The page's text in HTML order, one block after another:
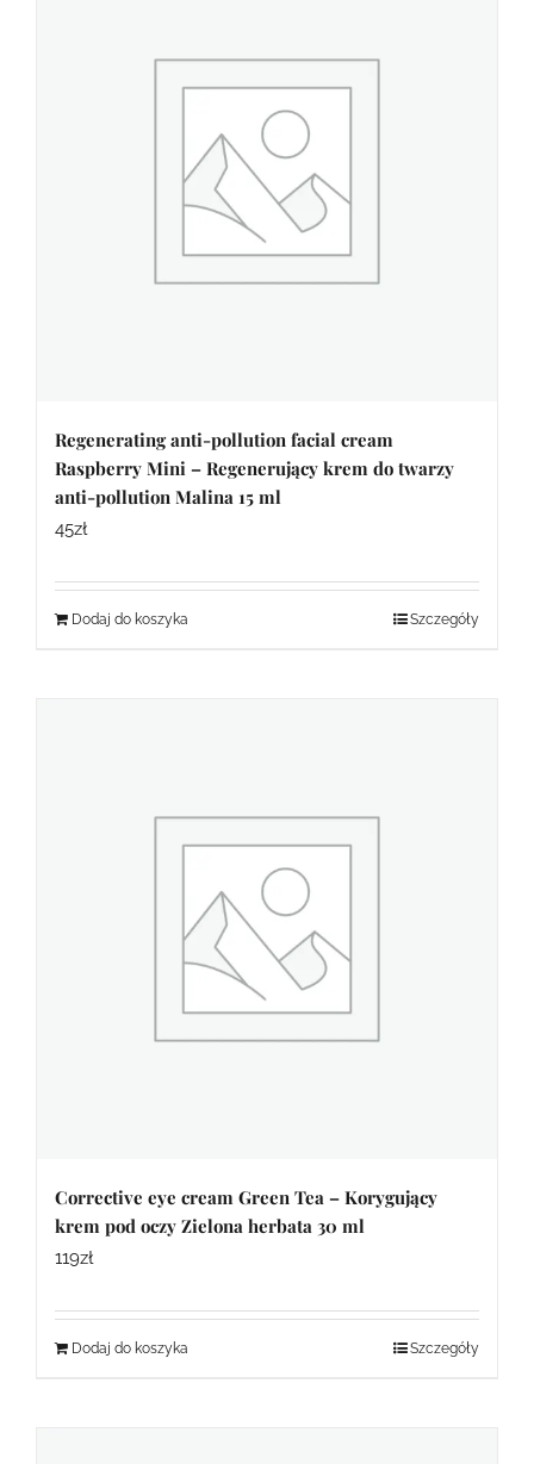
Regenerating anti-pollution facial cream
Raspberry Mini – Regenerujący krem do twarzy
anti-pollution Malina 15 ml
45zł
Dodaj do koszyka Szczegóły
Corrective eye cream Green Tea – Korygujący
krem pod oczy Zielona herbata 30 ml
119zł
Dodaj do koszyka Szczegóły